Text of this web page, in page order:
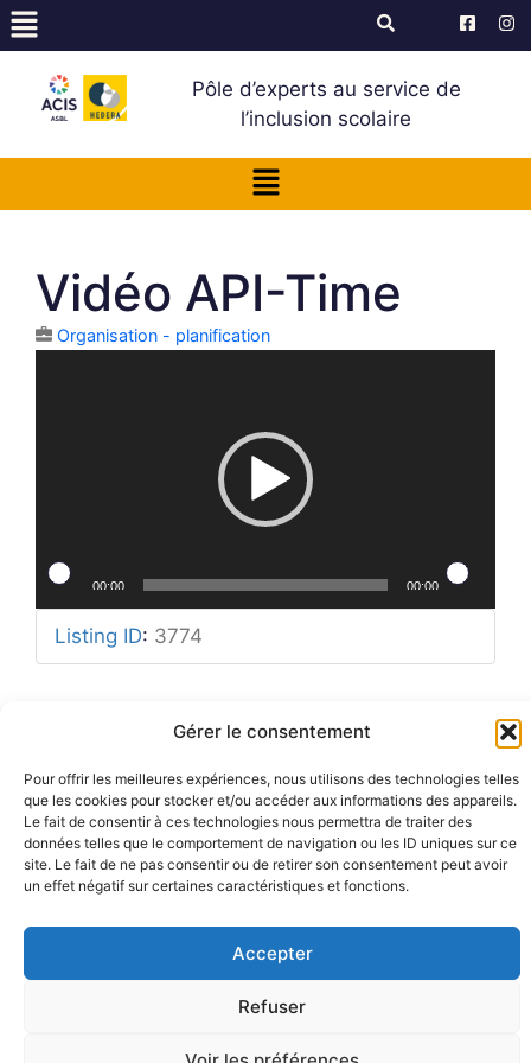
Gérer le consentement
Pour offrir les meilleures expériences, nous utilisons des technologies telles
que les cookies pour stocker et/ou accéder aux informations des appareils.
Le fait de consentir à ces technologies nous permettra de traiter des
données telles que le comportement de navigation ou les ID uniques sur ce
site. Le fait de ne pas consentir ou de retirer son consentement peut avoir
un effet négatif sur certaines caractéristiques et fonctions.
Accepter
Refuser
Pôle d’experts au service de
l’inclusion scolaire
Vidéo API-Time
Organisation - planification
00:00 00:00
Listing ID: 3774
Rue Barbier 12, 1300 Wavre
Tel: 0455 14 53 30
Numéro FASE : 11020
Mentions légales
Politique de confidentialité
Plan du site
© 2026 Pôle Hedera, tous droits
réservés